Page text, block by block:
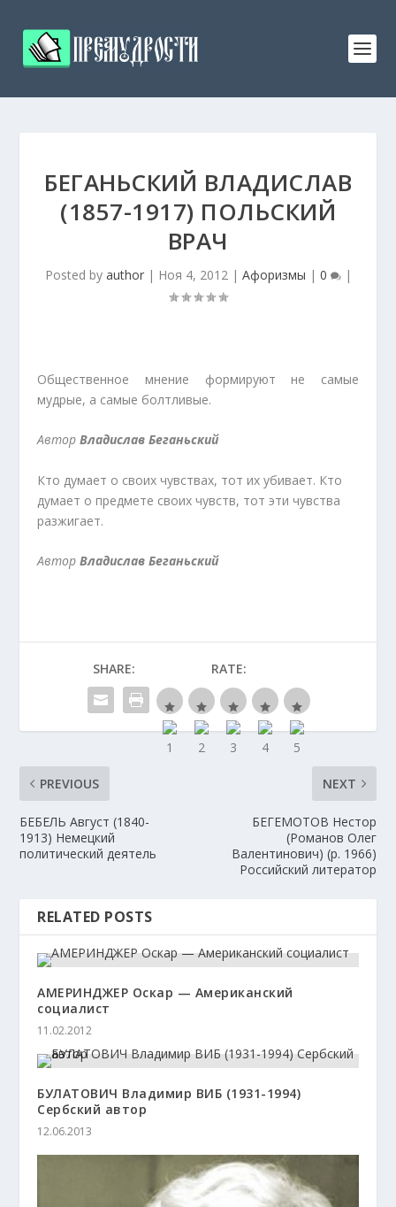
БЕГАНЬСКИЙ ВЛАДИСЛАВ
(1857-1917) ПОЛЬСКИЙ
ВРАЧ
Posted by author| Ноя 4, 2012| Афоризмы | 0 |
Общественное мнение формируют не самые
мудрые, а самые болтливые.
АвторВладислав Беганьский
Кто думает о своих чувствах, тот их убивает. Кто
думает о предмете своих чувств, тот эти чувства
разжигает.
АвторВладислав Беганьский
SHARE: RATE:
PREVIOUS
БЕБЕЛЬ Август (1840-
1913) Немецкий
политический деятель
NEXT
БЕГЕМОТОВ Нестор
(Романов Олег
Валентинович) (р. 1966)
Российский литератор
RELATED POSTS
АМЕРИНДЖЕР Оскар — Американский
социалист
11.02.2012
БУЛАТОВИЧ Владимир ВИБ (1931-1994)
Сербский автор
12.06.2013